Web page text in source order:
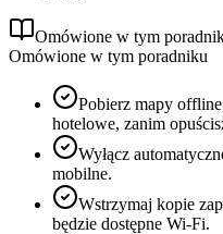
Omówione w tym
Omówione w tym poradniku
Pobierz mapy
hotelowe, zanim
Wyłącz
mobilne.
Wstrzymaj kopie
będzie dostępne Wi‑Fi.